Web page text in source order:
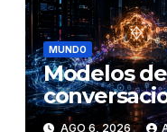
MUNDO
Modelos
AGO 6, 2026